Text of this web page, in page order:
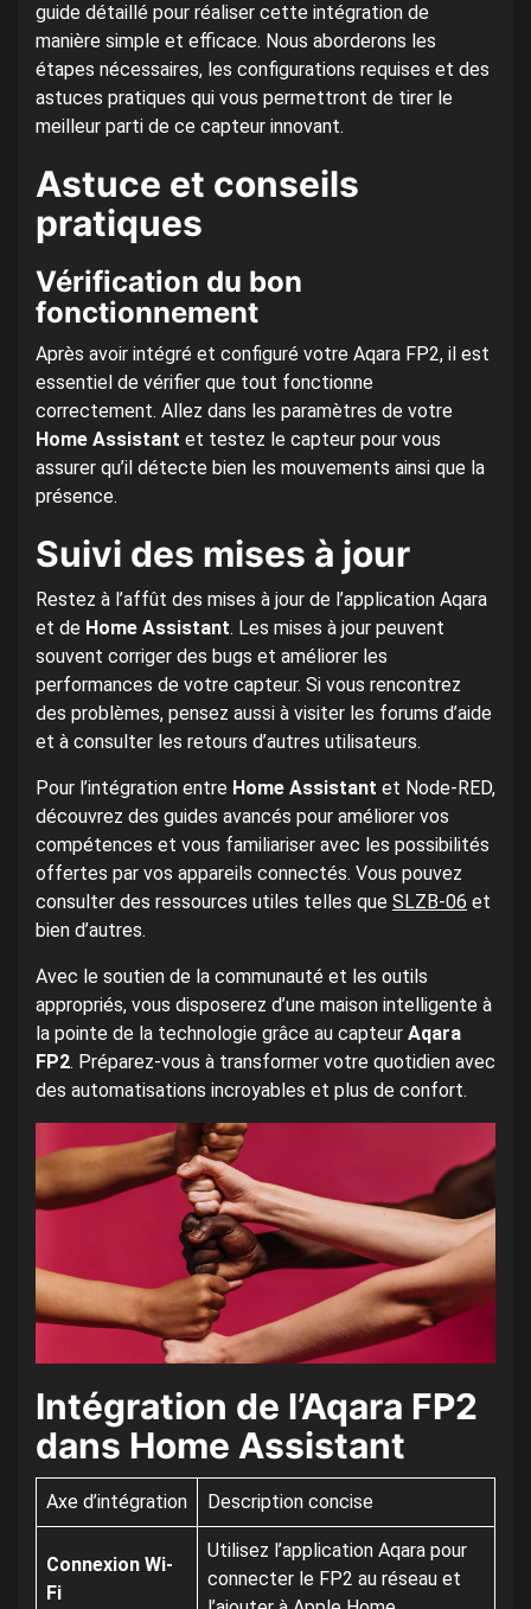
guide détaillé pour réaliser cette intégration de
manière simple et efficace. Nous aborderons les
étapes nécessaires, les configurations requises et des
astuces pratiques qui vous permettront de tirer le
meilleur parti de ce capteur innovant.
Astuce et conseils
pratiques
Vérification du bon
fonctionnement
Après avoir intégré et configuré votre Aqara FP2, il est
essentiel de vérifier que tout fonctionne
correctement. Allez dans les paramètres de votre
Home Assistant et testez le capteur pour vous
assurer qu’il détecte bien les mouvements ainsi que la
présence.
Suivi des mises à jour
Restez à l’affût des mises à jour de l’application Aqara
et de Home Assistant. Les mises à jour peuvent
souvent corriger des bugs et améliorer les
performances de votre capteur. Si vous rencontrez
des problèmes, pensez aussi à visiter les forums d’aide
et à consulter les retours d’autres utilisateurs.
Pour l’intégration entre Home Assistant et Node-RED,
découvrez des guides avancés pour améliorer vos
compétences et vous familiariser avec les possibilités
offertes par vos appareils connectés. Vous pouvez
consulter des ressources utiles telles que SLZB-06 et
bien d’autres.
Avec le soutien de la communauté et les outils
appropriés, vous disposerez d’une maison intelligente à
la pointe de la technologie grâce au capteur Aqara
FP2. Préparez-vous à transformer votre quotidien avec
des automatisations incroyables et plus de confort.
Intégration de l’Aqara FP2
dans Home Assistant
Axe d’intégration Description concise
Connexion Wi-
Fi
Utilisez l’application Aqara pour
connecter le FP2 au réseau et